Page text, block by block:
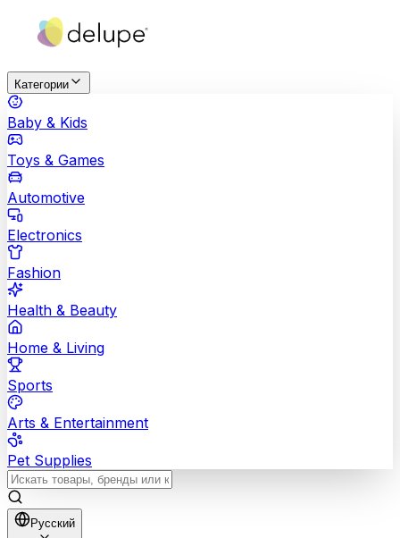
Категории
Baby & Kids
Toys & Games
Automotive
Electronics
Fashion
Health & Beauty
Home & Living
Sports
Arts & Entertainment
Pet Supplies
Русский